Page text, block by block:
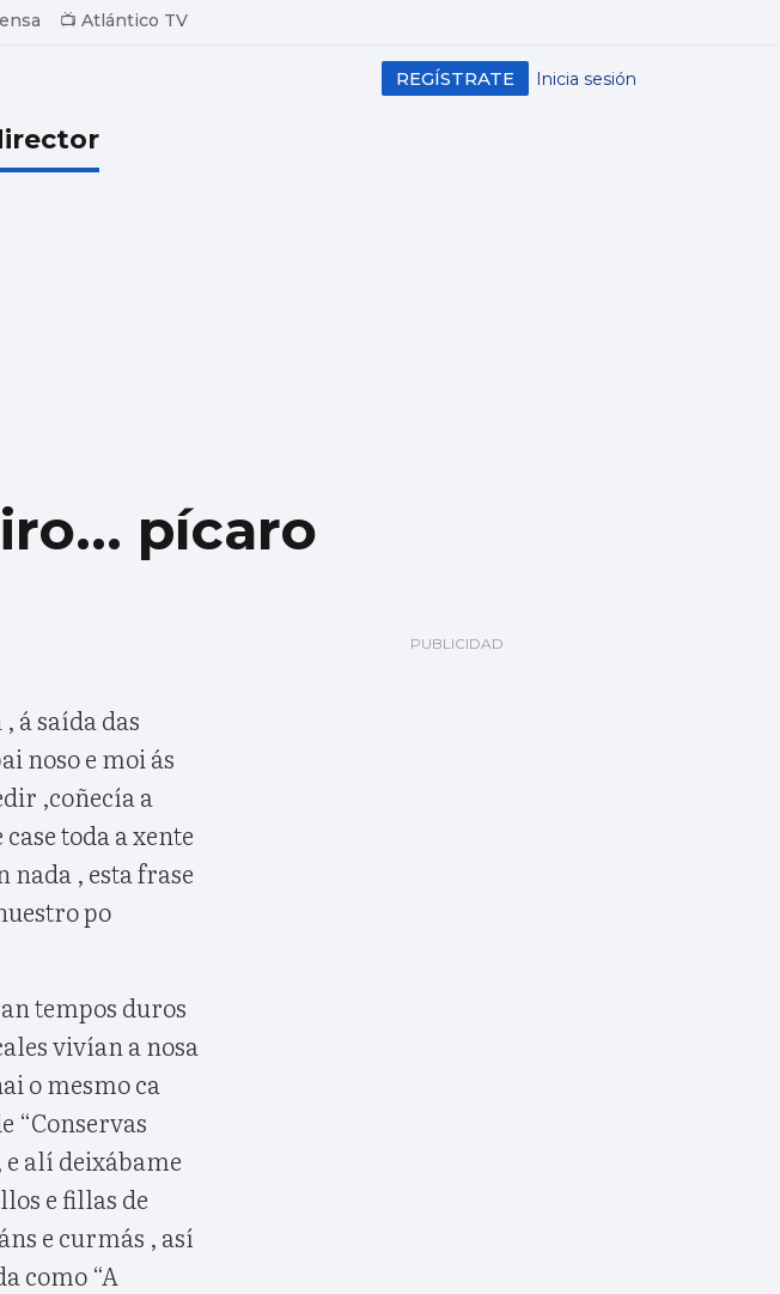
📺 Atlántico TV
Inicia sesión
REGÍSTRATE
pícaro
á saída das
noso e moi ás
,coñecía a
toda a xente
, esta frase
po
tempos duros
vivían a nosa
o mesmo ca
“Conservas
alí deixábame
e fillas de
e curmás , así
como “A